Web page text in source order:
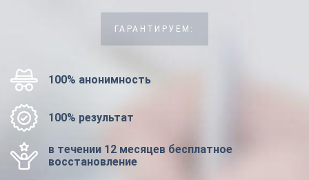
ГАРАНТИРУЕМ:
100% анонимность
100% результат
в течении 12 месяцев бесплатное
восстановление